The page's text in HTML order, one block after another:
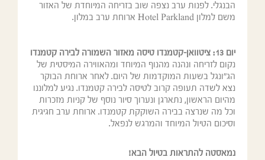
הבנגלי. לפנות ערב נצפה שוב בזריחה המיוחדת של האזור
משם למלון Hotel Parkland ארוחת ערב במלון.
יום 13:
ציטוואן-קטמנדו טיסה מאזור השמורה לבירה קטמנדו
נקום לזריחה ונהנה מהנוף המיוחד ומהאווירה המיסטית של
הג"ונגל בשעות המוקדמות של היום. לאחר ארוחת הבוקר
נצא לשדה תעופה קרוב לטיסה לבירה קטמנדו. נגיע למלוננו
מהיום הראשון, נתארגן ונערוך סיור נוסף של קניות מזכרות
וכל מה שנרצה בבירה השוקקת קטמנדו. ארוחת ערב חגיגית
וסיכום הטיול המיוחד והמרגש לנפאל.
נמאסטה להתראות בטיול הבא!